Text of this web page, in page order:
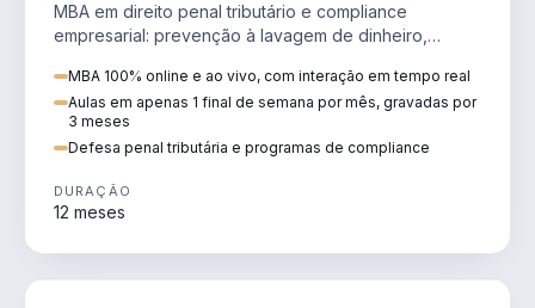
MBA em direito penal tributário e compliance
empresarial: prevenção à lavagem de dinheiro,
MBA 100% online e ao vivo, com interação em tempo real
Aulas em apenas 1 final de semana por mês, gravadas por
3 meses
Defesa penal tributária e programas de compliance
DURAÇÃO
12 meses